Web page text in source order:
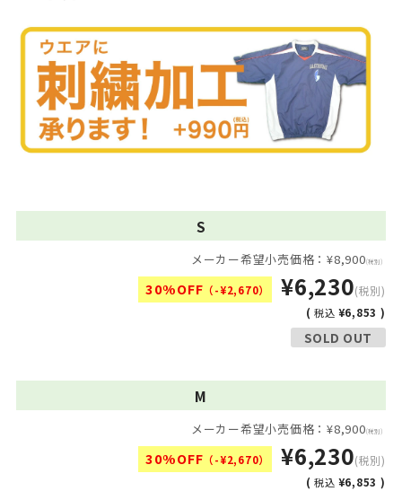
S
メーカー希望小売価格：¥8,900(税別)
30%OFF （-¥2,670） ¥6,230(税別)
(税込 ¥6,853 )
SOLD OUT
M
メーカー希望小売価格：¥8,900(税別)
30%OFF （-¥2,670） ¥6,230(税別)
(税込 ¥6,853 )